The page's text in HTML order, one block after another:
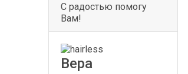
С радостью помогу
Вам!
Вера